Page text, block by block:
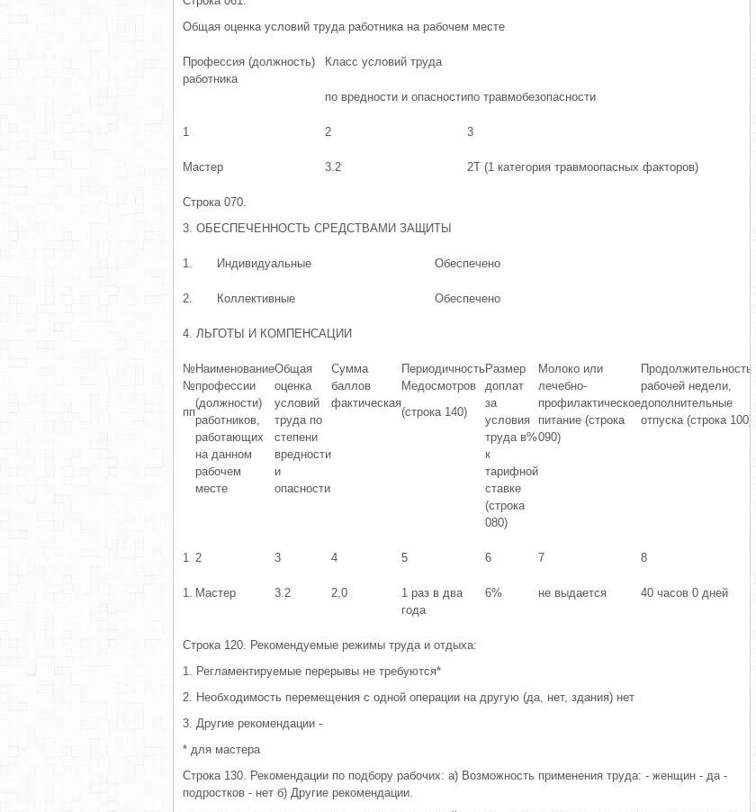
Общая оценка условий труда работника на рабочем месте
Профессия (должность)
работника
Класс условий труда
по вредности и опасностипо травмобезопасности
1 2 3
Мастер 3.2 2Т (1 категория травмоопасных факторов)
Строка 070.
3. ОБЕСПЕЧЕННОСТЬ СРЕДСТВАМИ ЗАЩИТЫ
1. Индивидуальные Обеспечено
2. Коллективные Обеспечено
4. ЛЬГОТЫ И КОМПЕНСАЦИИ
№
№
пп
Наименование
профессии
(должности)
работников,
работающих
на данном
рабочем
месте
Общая
оценка
условий
труда по
степени
вредности
и
опасности
Сумма
баллов
фактическая
Периодичность
Медосмотров
(строка 140)
Размер
доплат
за
условия
труда в%
к
тарифной
ставке
(строка
080)
Молоко или
лечебно-
профилактическое
питание (строка
090)
Продолжительность
рабочей недели,
дополнительные
отпуска (строка 100)
1 2 3 4 5 6 7 8
1. Мастер 3.2 2,0
1 раз в два
года
6% не выдается 40 часов 0 дней
Строка 120. Рекомендуемые режимы труда и отдыха:
1. Регламентируемые перерывы не требуются*
2. Необходимость перемещения с одной операции на другую (да, нет, здания) нет
3. Другие рекомендации -
* для мастера
Строка 130. Рекомендации по подбору рабочих: а) Возможность применения труда: - женщин - да -
подростков - нет б) Другие рекомендации.